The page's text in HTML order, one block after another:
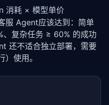
消耗 × 模型单价
服 Agent应该达到：简单
复杂任务 ≥ 60% 的成功
还不适合独立部署，需要
使用。